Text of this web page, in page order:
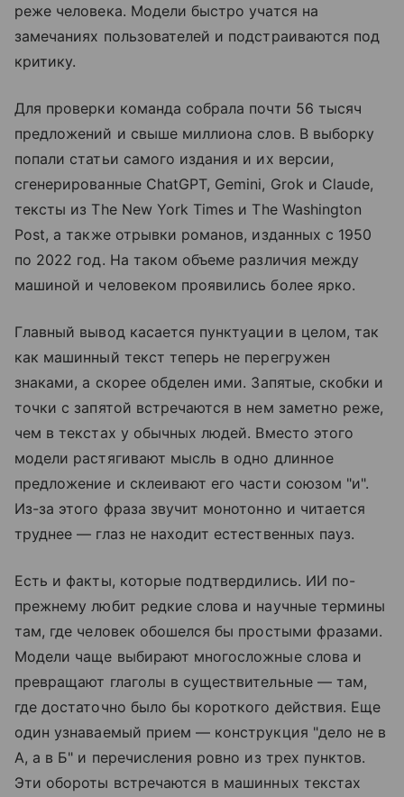
реже человека. Модели быстро учатся на
замечаниях пользователей и подстраиваются под
критику.
Для проверки команда собрала почти 56 тысяч
предложений и свыше миллиона слов. В выборку
попали статьи самого издания и их версии,
сгенерированные ChatGPT, Gemini, Grok и Claude,
тексты из The New York Times и The Washington
Post, а также отрывки романов, изданных с 1950
по 2022 год. На таком объеме различия между
машиной и человеком проявились более ярко.
Главный вывод касается пунктуации в целом, так
как машинный текст теперь не перегружен
знаками, а скорее обделен ими. Запятые, скобки и
точки с запятой встречаются в нем заметно реже,
чем в текстах у обычных людей. Вместо этого
модели растягивают мысль в одно длинное
предложение и склеивают его части союзом "и".
Из-за этого фраза звучит монотонно и читается
труднее — глаз не находит естественных пауз.
Есть и факты, которые подтвердились. ИИ по-
прежнему любит редкие слова и научные термины
там, где человек обошелся бы простыми фразами.
Модели чаще выбирают многосложные слова и
превращают глаголы в существительные — там,
где достаточно было бы короткого действия. Еще
один узнаваемый прием — конструкция "дело не в
А, а в Б" и перечисления ровно из трех пунктов.
Эти обороты встречаются в машинных текстах